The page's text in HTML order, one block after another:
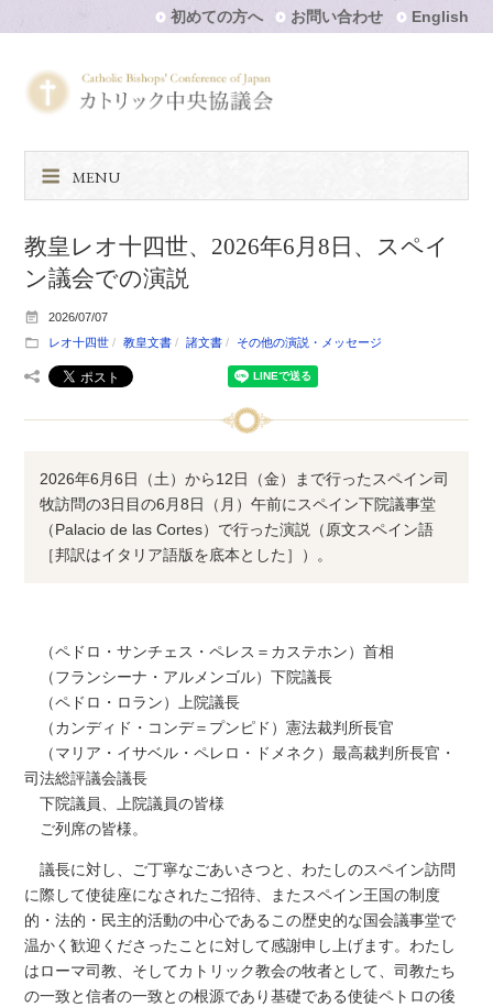
初めての方へ お問い合わせ English
MENU
教皇レオ十四世、2026年6月8日、スペイ
ン議会での演説
2026/07/07
レオ十四世
教皇文書 諸文書 その他の演説・メッセージ
2026年6月6日（土）から12日（金）まで行ったスペイン司
牧訪問の3日目の6月8日（月）午前にスペイン下院議事堂
（Palacio de las Cortes）で行った演説（原文スペイン語
［邦訳はイタリア語版を底本とした］）。
（ペドロ・サンチェス・ペレス＝カステホン）首相
（フランシーナ・アルメンゴル）下院議長
（ペドロ・ロラン）上院議長
（カンディド・コンデ＝プンピド）憲法裁判所長官
（マリア・イサベル・ペレロ・ドメネク）最高裁判所長官・
司法総評議会議長
下院議員、上院議員の皆様
ご列席の皆様。
議長に対し、ご丁寧なごあいさつと、わたしのスペイン訪問
に際して使徒座になされたご招待、またスペイン王国の制度
的・法的・民主的活動の中心であるこの歴史的な国会議事堂で
温かく歓迎くださったことに対して感謝申し上げます。わたし
はローマ司教、そしてカトリック教会の牧者として、司教たち
の一致と信者の一致との根源であり基礎である使徒ペトロの後